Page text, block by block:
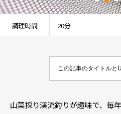
調理時間 20分
この記事のタイトルと
山菜採り渓流釣りが趣味で、毎